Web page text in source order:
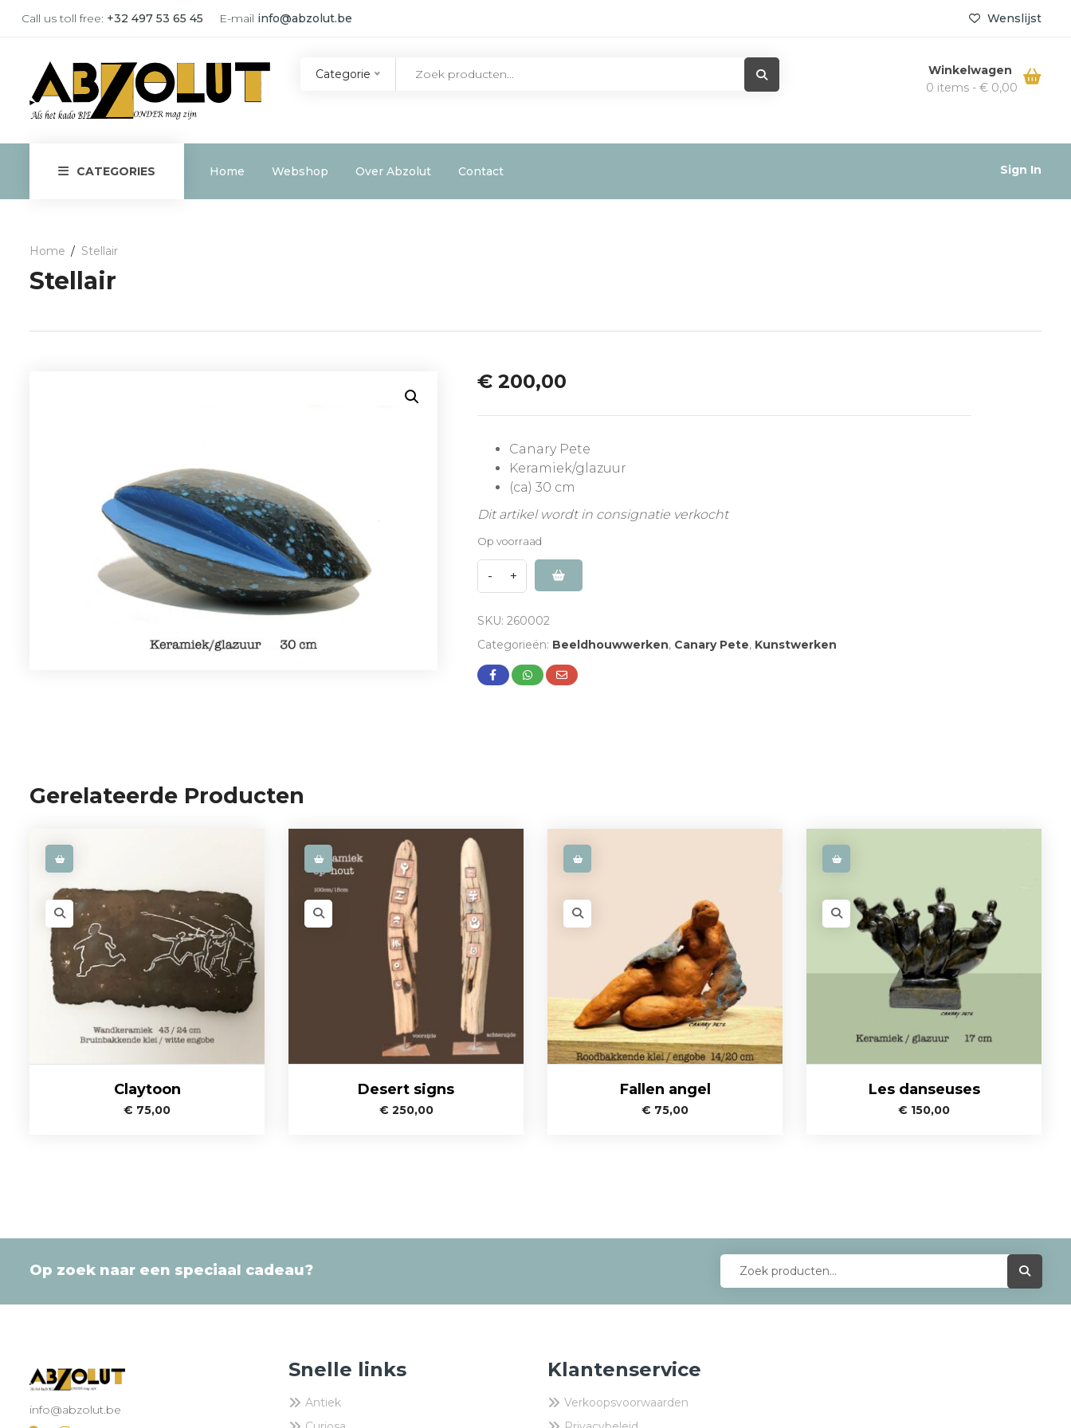
Call us toll free: +32 497 53 65 45 E-mail info@abzolut.be Wenslijst
Categorie
Winkelwagen
0 items - €0,00
CATEGORIES Home Webshop Over Abzolut Contact Sign In
Home Stellair
Stellair
€200,00
Canary Pete
Keramiek/glazuur
(ca) 30 cm
Dit artikel wordt in consignatie verkocht
Op voorraad
SKU: 260002
Categorieën: Beeldhouwwerken, Canary Pete, Kunstwerken
Gerelateerde Producten
Claytoon
€ 75,00
Desert signs
€ 250,00
Fallen angel
€ 75,00
Les danseuses
€ 150,00
Op zoek naar een speciaal cadeau?
info@abzolut.be
Snelle links
Antiek
Klantenservice
Verkoopsvoorwaarden